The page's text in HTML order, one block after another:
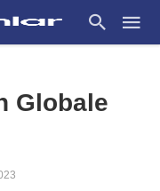
Globale